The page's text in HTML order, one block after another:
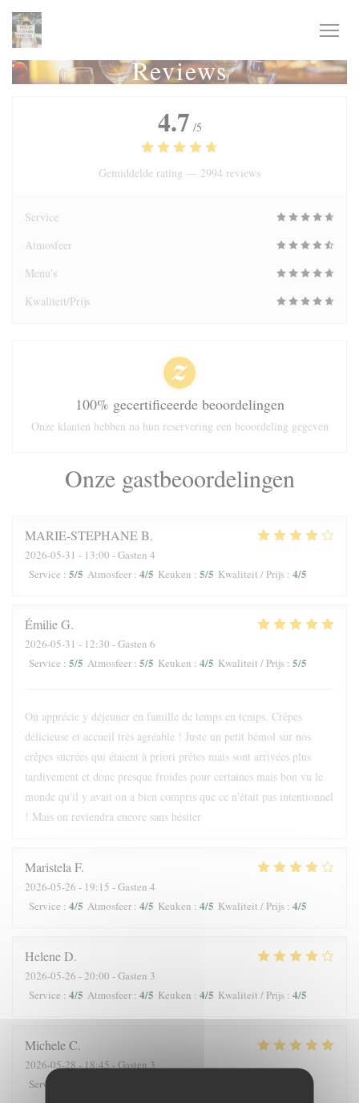
Cookies beheer paneel
Reviews
Onze gastbeoordelingen
MARIE-STEPHANEB
2026-05-31 - 13:00 - Gasten 4
Service : 5/5 Atmosfeer : 4/5 Keuken : 5/5 Kwaliteit / Prijs : 4/5
ÉmilieG
2026-05-31 - 12:30 - Gasten 6
Service : 5/5 Atmosfeer : 5/5 Keuken : 4/5 Kwaliteit / Prijs : 5/5
On apprécie y déjeuner en famille de temps en temps. Crêpes
délicieuse et accueil très agréable ! Juste un petit bémol sur nos
crêpes sucrées qui étaient à priori prêtes mais sont arrivées plus
tardivement et donc presque froides pour certaines mais bon vu le
monde qu'il y avait on a bien compris que ce n'était pas intentionnel
! Mais on reviendra encore sans hésiter
Maristela F
2026-05-26 - 19:15 - Gasten 4
Service : 4/5 Atmosfeer : 4/5 Keuken : 4/5 Kwaliteit / Prijs : 4/5
HeleneD
2026-05-26 - 20:00 - Gasten 3
Service : 4/5 Atmosfeer : 4/5 Keuken : 4/5 Kwaliteit / Prijs : 4/5
MicheleC
2026-05-28- 18:45 - Gasten 3
Service
4.7 /5
Gemiddelde rating — 2994 reviews
Service
Atmosfeer
Menu's
Kwaliteit/Prijs
100% gecertificeerde beoordelingen
Onze klanten hebben na hun reservering een beoordeling gegeven